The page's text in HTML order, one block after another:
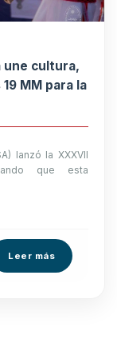
une cultura,
MM para la
lanzó la XXXVII
que esta
Leer más